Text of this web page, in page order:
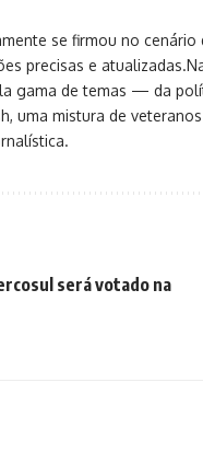
se firmou no
precisas e
gama de temas — da
uma mistura de
será votado na